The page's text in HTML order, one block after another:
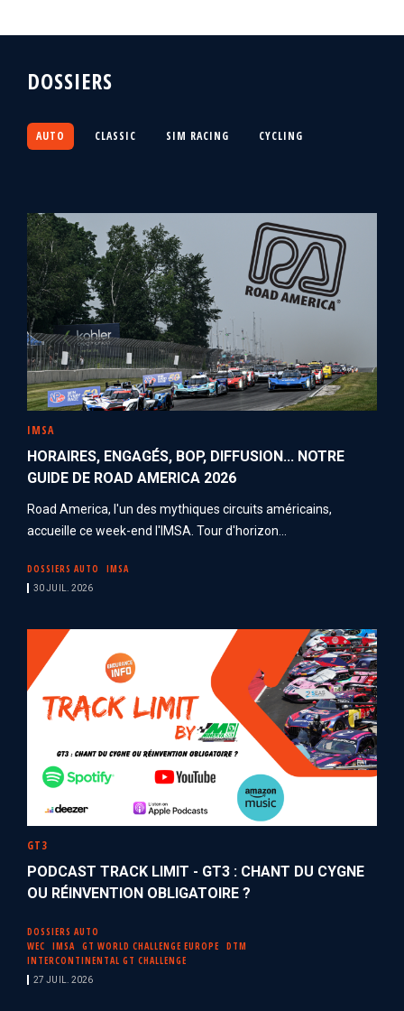
DOSSIERS
AUTO CLASSIC SIM RACING CYCLING
IMSA
HORAIRES, ENGAGÉS, BOP, DIFFUSION... NOTRE
GUIDE DE ROAD AMERICA 2026
Road America, l'un des mythiques circuits américains,
accueille ce week-end l'IMSA. Tour d'horizon...
DOSSIERS AUTO IMSA
30 JUIL. 2026
GT3
PODCAST TRACK LIMIT - GT3 : CHANT DU CYGNE
OU RÉINVENTION OBLIGATOIRE ?
DOSSIERS AUTO
WEC
IMSA GT WORLD CHALLENGE EUROPE
DTM
INTERCONTINENTAL GT CHALLENGE
27 JUIL. 2026